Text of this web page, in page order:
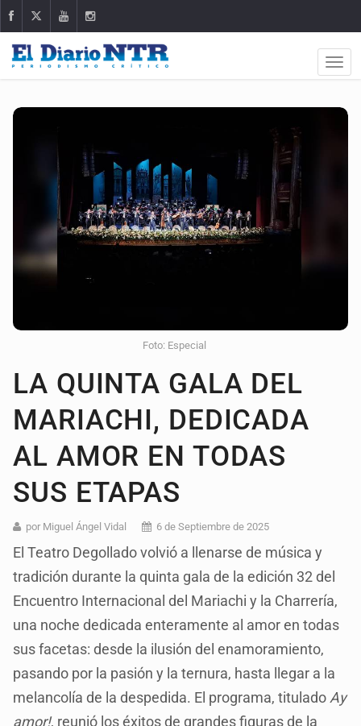
Foto: Especial
LA QUINTA GALA DEL
MARIACHI, DEDICADA
AL AMOR EN TODAS
SUS ETAPAS
por Miguel Ángel Vidal 6 de Septiembre de 2025
El Teatro Degollado volvió a llenarse de música y
tradición durante la quinta gala de la edición 32 del
Encuentro Internacional del Mariachi y la Charrería,
una noche dedicada enteramente al amor en todas
sus facetas: desde la ilusión del enamoramiento,
pasando por la pasión y la ternura, hasta llegar a la
melancolía de la despedida. El programa, tituladoAy
amor!, reunió los éxitos de grandes figuras de la